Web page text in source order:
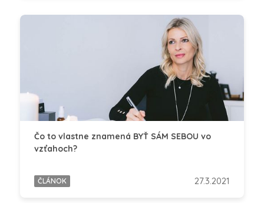
Čo to vlastne znamená BYŤ SÁM SEBOU vo
vzťahoch?
ČLÁNOK 27.3.2021